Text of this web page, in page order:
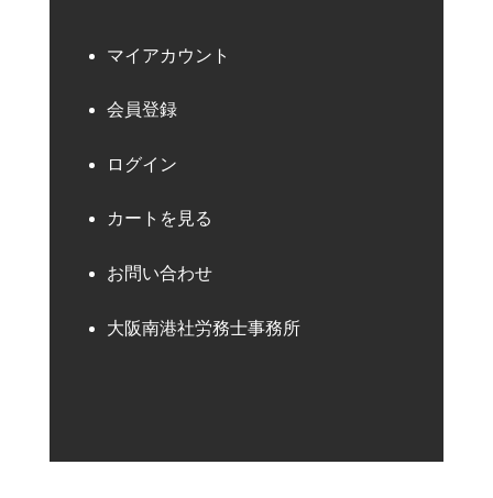
マイアカウント
会員登録
ログイン
カートを見る
お問い合わせ
大阪南港社労務士事務所